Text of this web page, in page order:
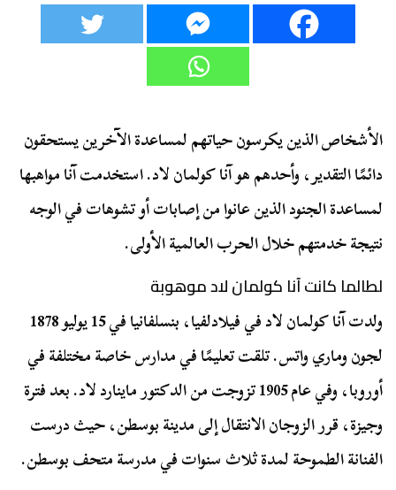
الأشخاص الذين يكرسون حياتهم لمساعدة الآخرين يستحقون
دائمًا التقدير، وأحدهم هو آنا كولمان لاد. استخدمت آنا مواهبها
لمساعدة الجنود الذين عانوا من إصابات أو تشوهات في الوجه
نتيجة خدمتهم خلال الحرب العالمية الأولى.
لطالما كانت آنا كولمان لاد موهوبة
ولدت آنا كولمان لاد في فيلادلفيا، بنسلفانيا في 15 يوليو 1878
لجون وماري واتس. تلقت تعليمًا في مدارس خاصة مختلفة في
أوروبا، وفي عام 1905 تزوجت من الدكتور ماينارد لاد. بعد فترة
وجيزة، قرر الزوجان الانتقال إلى مدينة بوسطن، حيث درست
الفنانة الطموحة لمدة ثلاث سنوات في مدرسة متحف بوسطن.